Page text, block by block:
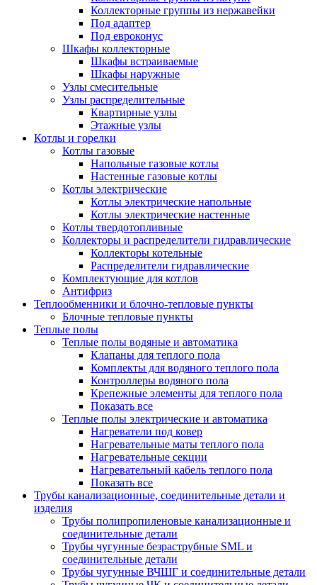
Коллекторные группы из нержавейки
Под адаптер
Под евроконус
Шкафы коллекторные
Шкафы встраиваемые
Шкафы наружные
Узлы смесительные
Узлы распределительные
Квартирные узлы
Этажные узлы
Котлы и горелки
Котлы газовые
Напольные газовые котлы
Настенные газовые котлы
Котлы электрические
Котлы электрические напольные
Котлы электрические настенные
Котлы твердотопливные
Коллекторы и распределители гидравлические
Коллекторы котельные
Распределители гидравлические
Комплектующие для котлов
Антифриз
Теплообменники и блочно-тепловые пункты
Блочные тепловые пункты
Теплые полы
Теплые полы водяные и автоматика
Клапаны для теплого пола
Комплекты для водяного теплого пола
Контроллеры водяного пола
Крепежные элементы для теплого пола
Показать все
Теплые полы электрические и автоматика
Нагреватели под ковер
Нагревательные маты теплого пола
Нагревательные секции
Нагревательный кабель теплого пола
Показать все
Трубы канализационные, соединительные детали и
изделия
Трубы полипропиленовые канализационные и
соединительные детали
Трубы чугунные безраструбные SML и
соединительные детали
Трубы чугунные ВЧШГ и соединительные детали